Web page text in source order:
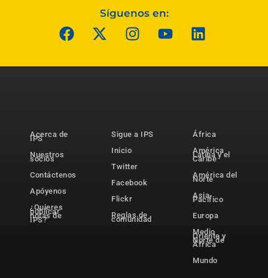
Síguenos en:
Acerca de
IPS
Nuestros
socios
Contáctenos
Apóyenos
¿Quieres
publicar
notas de
IPS?
Sigue a IPS
Inicio
Twitter
Facebook
Flickr
Reglas de
comunidad
África
América
Latina y el
Caribe
América del
Norte
Asia-
Pacífico
Europa
Medio
Oriente y
Norte de
África
Mundo